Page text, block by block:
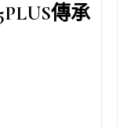
傳承